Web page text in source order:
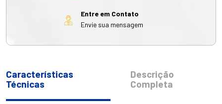
Entre em Contato
Envie sua mensagem
Características
Técnicas
Descrição
Completa